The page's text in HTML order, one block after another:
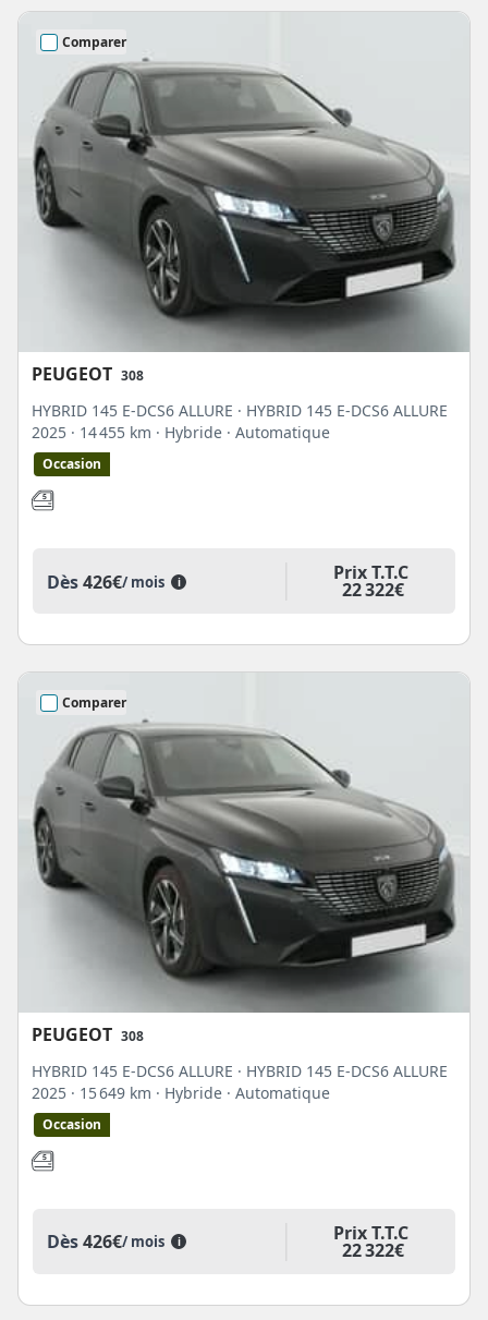
Comparer
PEUGEOT 308
HYBRID 145 E-DCS6 ALLURE · HYBRID 145 E-DCS6 ALLURE
2025 · 14 455 km · Hybride · Automatique
Occasion
Dès426€/ mois i Prix T.T.C
22 322€
Comparer
PEUGEOT 308
HYBRID 145 E-DCS6 ALLURE · HYBRID 145 E-DCS6 ALLURE
2025 · 15 649 km · Hybride · Automatique
Occasion
Dès426€/ mois i Prix T.T.C
22 322€